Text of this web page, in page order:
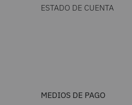
ESTADO DE CUENTA
MEDIOS DE PAGO